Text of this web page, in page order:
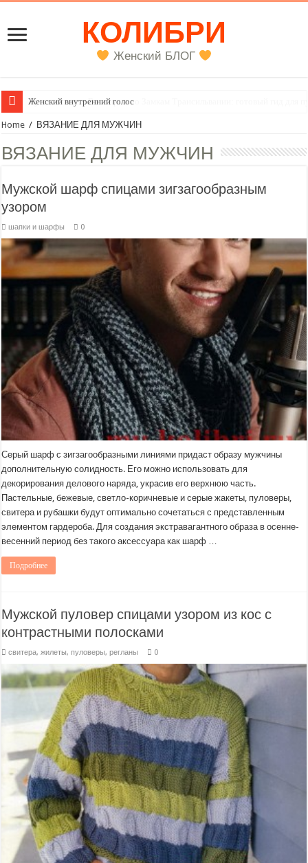
КОЛИБРИ
Женский БЛОГ
Женский внутренний голос
Home / ВЯЗАНИЕ ДЛЯ МУЖЧИН
ВЯЗАНИЕ ДЛЯ МУЖЧИН
Мужской шарф спицами зигзагообразным
узором
шапки и шарфы 0
Серый шарф с зигзагообразными линиями придаст образу мужчины
дополнительную солидность. Его можно использовать для
декорирования делового наряда, украсив его верхнюю часть.
Пастельные, бежевые, светло-коричневые и серые жакеты, пуловеры,
свитера и рубашки будут оптимально сочетаться с представленным
элементом гардероба. Для создания экстравагантного образа в осенне-
весенний период без такого аксессуара как шарф …
Подробнее
Мужской пуловер спицами узором из кос с
контрастными полосками
свитера, жилеты, пуловеры, регланы 0